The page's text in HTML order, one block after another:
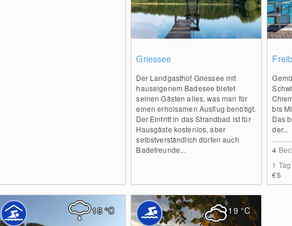
Griessee
Der Landgasthof Griessee mit
hauseigenem Badesee bietet
seinen Gästen alles, was man für
einen erholsamen Ausflug benötigt.
Der Eintritt in das Strandbad ist für
Hausgäste kostenlos, aber
selbstverständlich dürfen auch
Badefreunde...
bis
Das
der...
4
1 Tag
€5
18°C 19 °C